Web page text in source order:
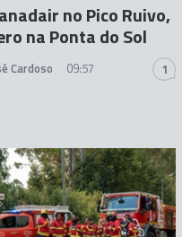
no Pico Ruivo,
na Ponta do Sol
Cardoso 09:57 1